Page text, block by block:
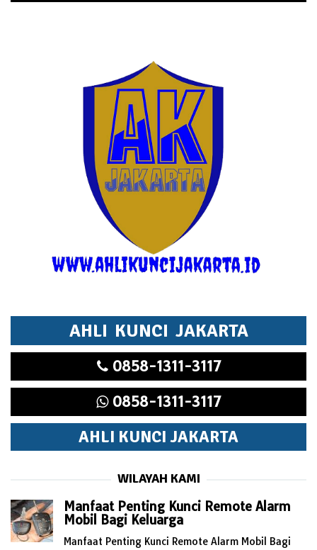
AHLI KUNCI JAKARTA
0858-1311-3117
0858-1311-3117
AHLI KUNCI JAKARTA
WILAYAH KAMI
Manfaat Penting Kunci Remote Alarm
Mobil Bagi Keluarga
Manfaat Penting Kunci Remote Alarm Mobil Bagi